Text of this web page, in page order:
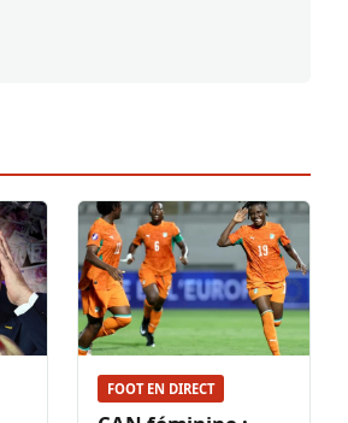
FOOT EN DIRECT